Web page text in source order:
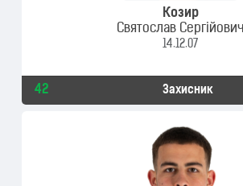
Козир
Святослав Сергійович
14.12.07
42 Захисник